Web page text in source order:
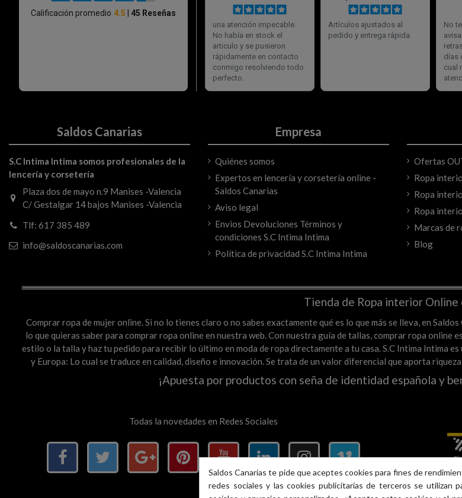
Saldos Canarias
S.C Intima Intima somos profesionales de la
lencería y corsetería
Plaza dos de mayo n.9 Manises -Valencia
C/ Gestalgar 14 bajos Manises -Valencia
Tlf: 617 385 489
info@saldoscanarias.com
Empresa
Quiénes somos
Expertos en lencería y corsetería online -
Saldos Canarias
Aviso legal
Envios Devoluciones Términos y
condiciones S.C Intima Intima
Política de privacidad S.C Intima Intima
Ofertas
Ropa
Ropa
Ropa
Marcas de
Blog
Tienda de Ropa interior
Comprar ropa de mujer online. Si no lo tienes claro o no sabes exactamente qué es lo que más se lleva, en
lo que quieras saber para comprar ropa online en nuestra web. Con nuestra guía de tallas, comprar ropa online
estilo o la talla y haz tu pedido para recibir lo último en moda de ropa directamente a tu casa. S.C Intima Intima
y Europa: Lo cual se traduce en calidad, diseño e innovación. Se trata de un valor diferencial que aporta
¡Apuesta por productos con seña de identidad española y
Todas la novedades en Redes Sociales
Saldos Canarias te pide que aceptes cookies para fines de
redes sociales y las cookies publicitarias de terceros se utilizan